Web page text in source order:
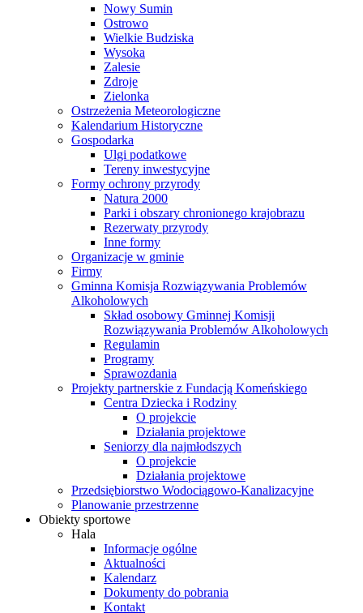
Nowy Sumin
Ostrowo
Wielkie Budziska
Wysoka
Zalesie
Zdroje
Zielonka
Ostrzeżenia Meteorologiczne
Kalendarium Historyczne
Gospodarka
Ulgi podatkowe
Tereny inwestycyjne
Formy ochrony przyrody
Natura 2000
Parki i obszary chronionego krajobrazu
Rezerwaty przyrody
Inne formy
Organizacje w gminie
Firmy
Gminna Komisja Rozwiązywania Problemów
Alkoholowych
Skład osobowy Gminnej Komisji
Rozwiązywania Problemów Alkoholowych
Regulamin
Programy
Sprawozdania
Projekty partnerskie z Fundacją Komeńskiego
Centra Dziecka i Rodziny
O projekcie
Działania projektowe
Seniorzy dla najmłodszych
O projekcie
Działania projektowe
Przedsiębiorstwo Wodociągowo-Kanalizacyjne
Planowanie przestrzenne
Obiekty sportowe
Hala
Informacje ogólne
Aktualności
Kalendarz
Dokumenty do pobrania
Kontakt